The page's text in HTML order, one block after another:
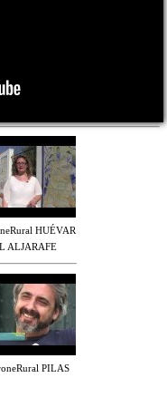
HUÉVAR
ALJARAFE
PILAS